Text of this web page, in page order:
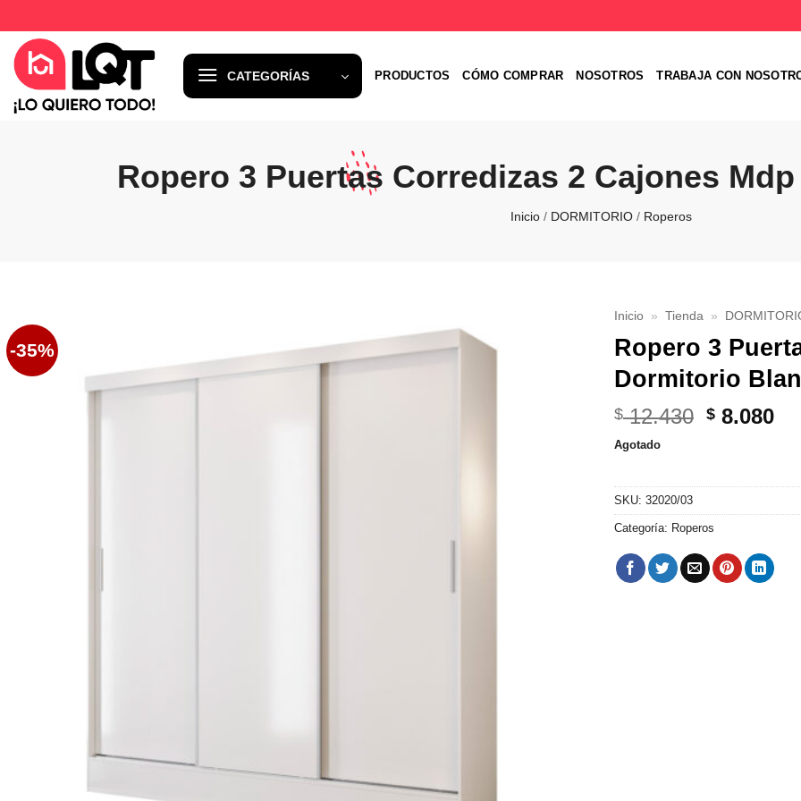
al
contenido
CATEGORÍAS PRODUCTOS CÓMO COMPRAR NOSOTROS TRABAJA CON
Ropero 3 Puertas Corredizas 2 Cajones
Inicio / DORMITORIO / Roperos
-35%
Inicio » Tienda »
Ropero 3
Dormitorio
$12.430 El
$ 8.080El
Agotado
SKU: 32020/03
Categoría: Roperos